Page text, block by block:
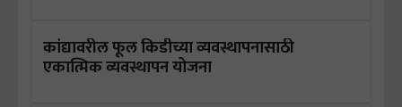
कांद्यावरील फूल किडीच्या व्यवस्थापनासाठी
एकात्मिक व्यवस्थापन योजना